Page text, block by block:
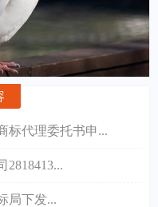
标代理委托书申...
2818413...
局下发...